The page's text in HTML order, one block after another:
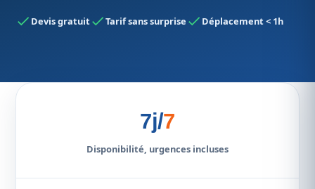
Devis gratuit Tarif sans surprise Déplacement < 1h
7j/7
Disponibilité, urgences incluses